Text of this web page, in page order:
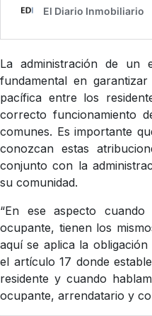
La administración de un
fundamental en
pacífica entre los
correcto funcionamiento
comunes. Es importante
conozcan estas
conjunto con la
su comunidad.
“En ese aspecto
ocupante, tienen los
aquí se aplica la
el artículo 17 donde
residente y cuando
ocupante, arrendatario y